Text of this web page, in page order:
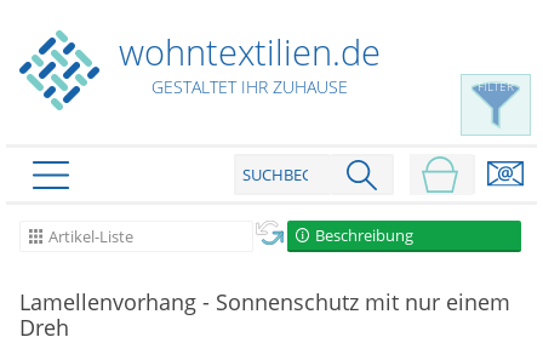
PRODUKTE
Plissee nach Maß
Rollo
wohntextilien.de
GESTALTET IHR ZUHAUSE
Artikel-Liste Beschreibung
FILTER
Lamellenvorhang - Sonnenschutz mit nur einem
Dreh